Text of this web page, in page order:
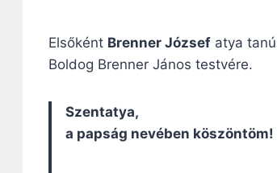
Elsőként Brenner József atya
Boldog Brenner János testvére.
Szentatya,
a papság nevében